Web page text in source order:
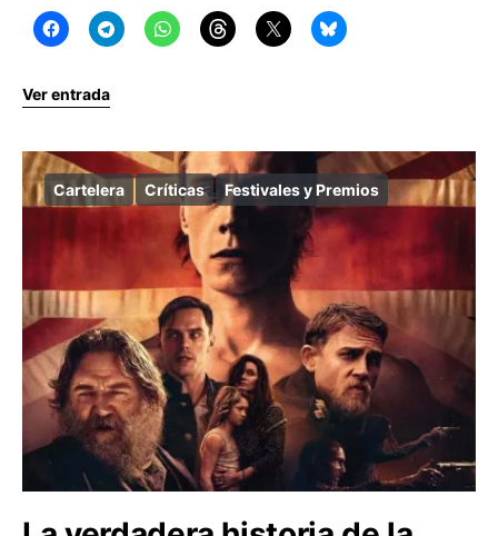
Ver entrada
Cartelera Críticas Festivales y Premios